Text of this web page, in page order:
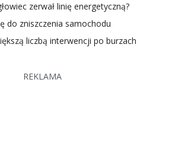
zerwał linię energetyczną?
do zniszczenia samochodu
liczbą interwencji po burzach
REKLAMA